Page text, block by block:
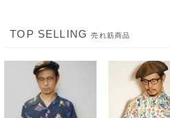
TOP SELLING売れ筋商品